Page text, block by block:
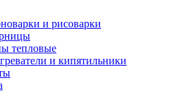
и рисоварки
тепловые
и кипятильники